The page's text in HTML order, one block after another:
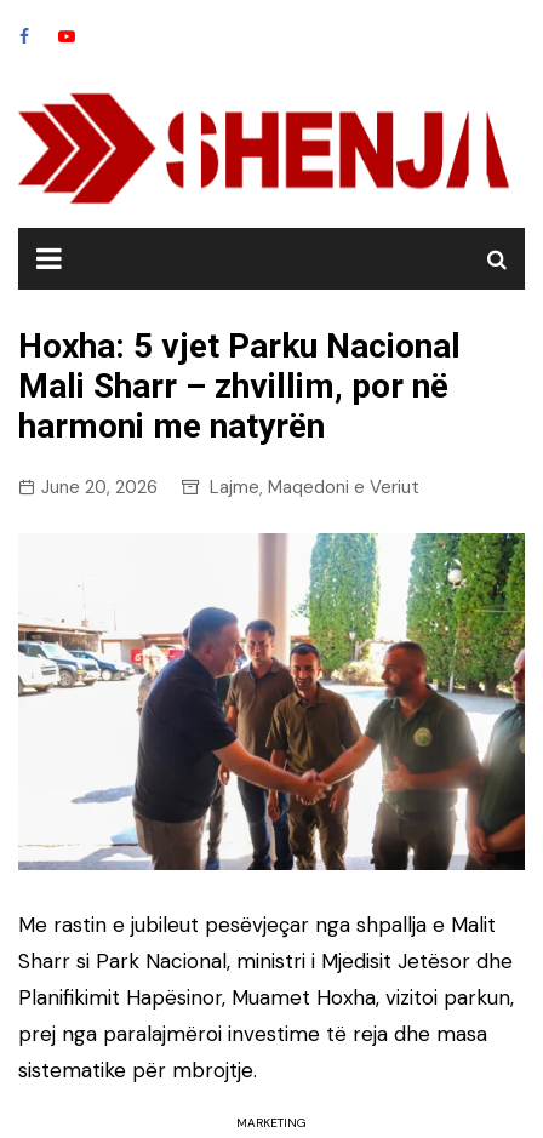
Hoxha: 5 vjet Parku Nacional
Mali Sharr – zhvillim, por në
harmoni me natyrën
June 20, 2026 Lajme, Maqedoni e Veriut
Me rastin e jubileut pesëvjeçar nga shpallja e Malit
Sharr si Park Nacional, ministri i Mjedisit Jetësor dhe
Planifikimit Hapësinor, Muamet Hoxha, vizitoi parkun,
prej nga paralajmëroi investime të reja dhe masa
sistematike për mbrojtje.
MARKETING